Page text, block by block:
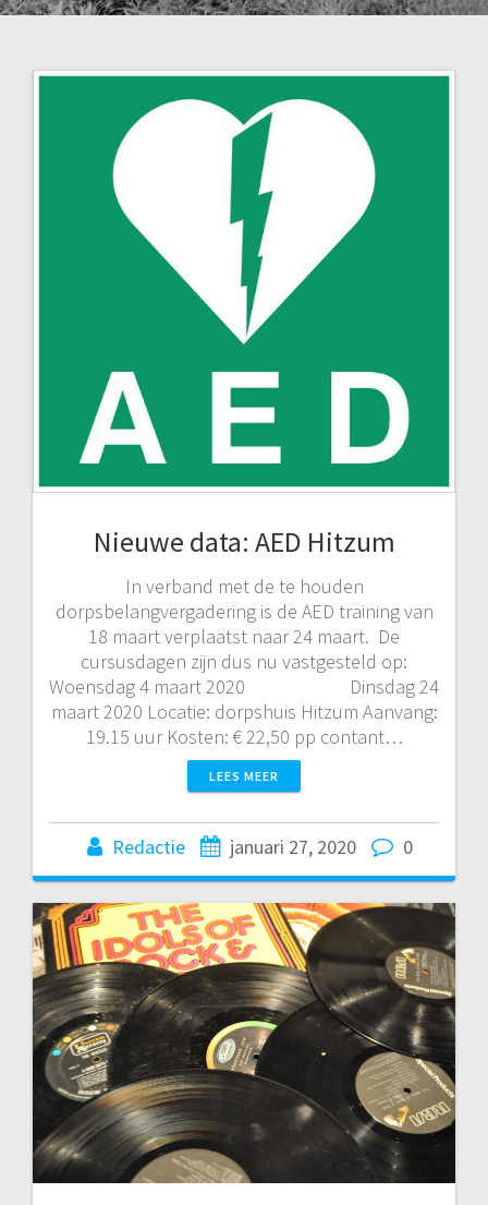
Nieuwe data: AED Hitzum
In verband met de te houden
dorpsbelangvergadering is de AED training van
18 maart verplaatst naar 24 maart. De
cursusdagen zijn dus nu vastgesteld op:
Woensdag 4 maart 2020 Dinsdag 24
maart 2020 Locatie: dorpshuis Hitzum Aanvang:
19.15 uur Kosten: € 22,50 pp contant…
LEES MEER
Redactie januari 27, 2020 0